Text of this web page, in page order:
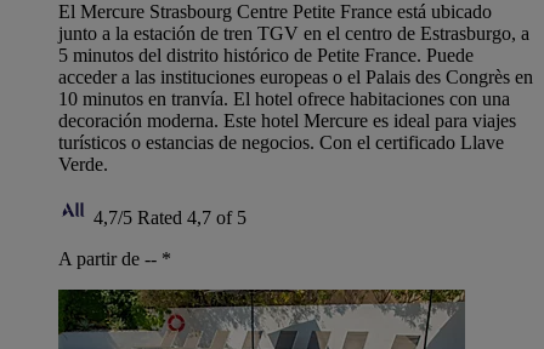
El Mercure Strasbourg Centre Petite France está ubicado
junto a la estación de tren TGV en el centro de Estrasburgo, a
5 minutos del distrito histórico de Petite France. Puede
acceder a las instituciones europeas o el Palais des Congrès en
10 minutos en tranvía. El hotel ofrece habitaciones con una
decoración moderna. Este hotel Mercure es ideal para viajes
turísticos o estancias de negocios. Con el certificado Llave
Verde.
4,7/5 Rated 4,7 of 5
A partir de -- *